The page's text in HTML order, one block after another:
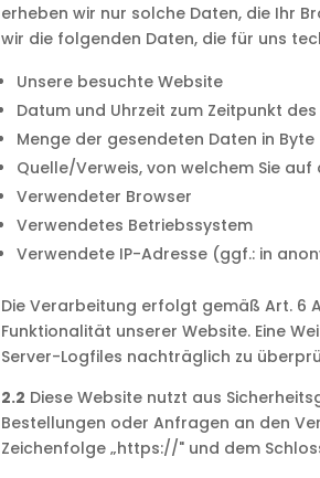
erheben wir nur solche Daten, die Ihr
wir die folgenden Daten, die für uns
Unsere besuchte Website
Datum und Uhrzeit zum Zeitpunkt
Menge der gesendeten Daten in Byte
Quelle/Verweis, von welchem Sie
Verwendeter Browser
Verwendetes Betriebssystem
Verwendete IP-Adresse (ggf.: in
Die Verarbeitung erfolgt gemäß Art. 6
Funktionalität unserer Website. Eine
Server-Logfiles nachträglich zu
2.2 Diese Website nutzt aus
Bestellungen oder Anfragen an den
Zeichenfolge „https://" und dem